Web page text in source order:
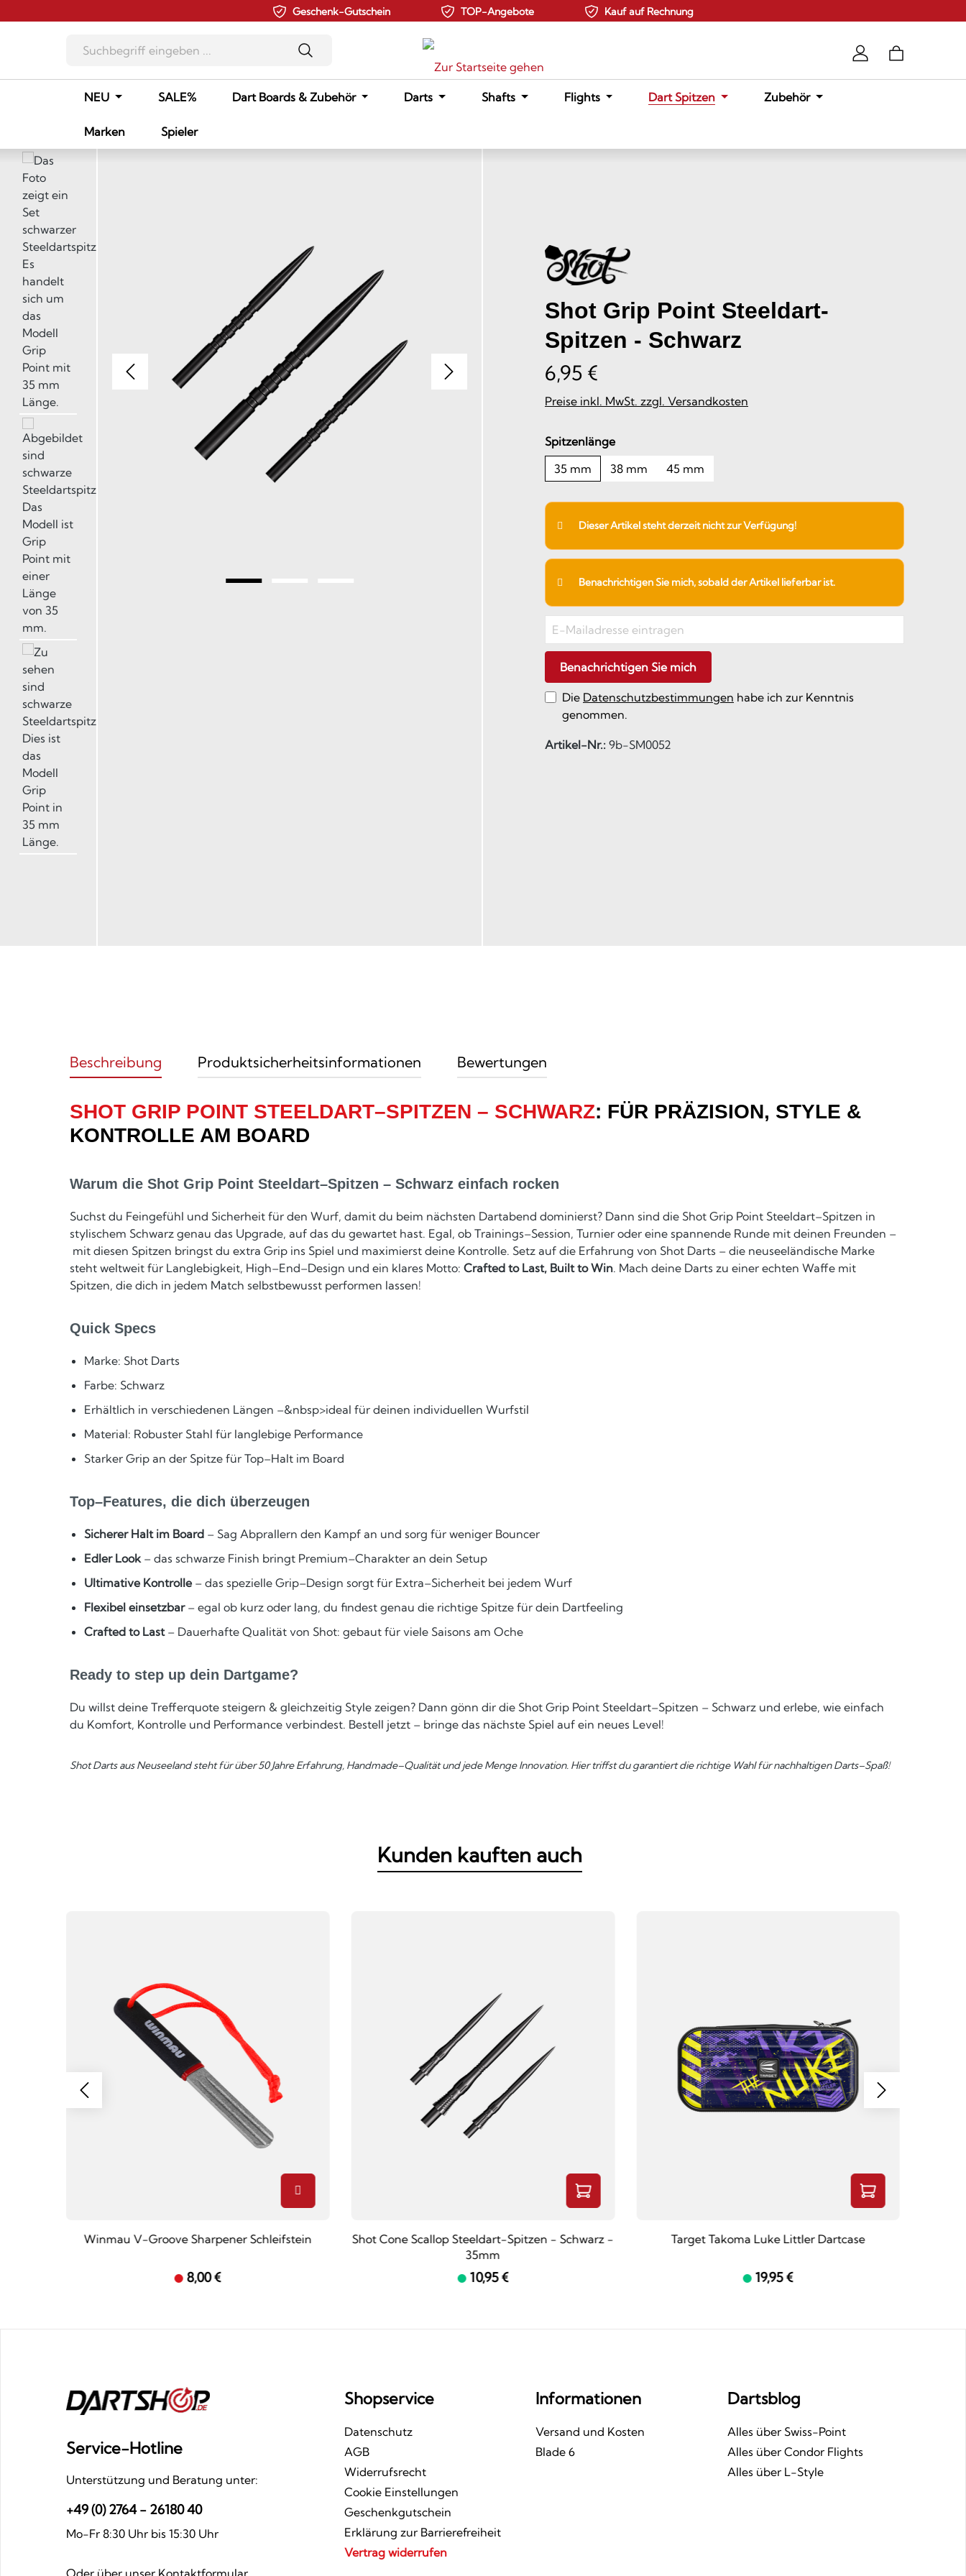
Geschenk-Gutschein TOP-Angebote Kauf auf Rechnung
NEU SALE% Dart Boards & Zubehör Darts Shafts Flights Dart Spitzen Zubehör
Marken
Spieler
Bildergalerie überspringen
Shot Grip Point Steeldart-
Spitzen - Schwarz
6,95 €
Preise inkl. MwSt. zzgl. Versandkosten
Spitzenlängeauswählen
35 mm
38 mm 45 mm
Dieser Artikel steht derzeit nicht zur Verfügung!
Benachrichtigen Sie mich, sobald der Artikel lieferbar ist.
Benachrichtigen Sie mich
Die Datenschutzbestimmungen habe ich zur Kenntnis
genommen.
Artikel-Nr.: 9b-SM0052
Beschreibung Produktsicherheitsinformationen Bewertungen
SHOT GRIP POINT STEELDART–SPITZEN – SCHWARZ: FÜR PRÄZISION, STYLE &
KONTROLLE AM BOARD
Warum die Shot Grip Point Steeldart–Spitzen – Schwarz einfach rocken
Suchst du Feingefühl und Sicherheit für den Wurf, damit du beim nächsten Dartabend dominierst? Dann sind die Shot Grip Point Steeldart–Spitzen in
stylischem Schwarz genau das Upgrade, auf das du gewartet hast. Egal, ob Trainings–Session, Turnier oder eine spannende Runde mit deinen Freunden –
mit diesen Spitzen bringst du extra Grip ins Spiel und maximierst deine Kontrolle. Setz auf die Erfahrung von Shot Darts – die neuseeländische Marke
steht weltweit für Langlebigkeit, High–End–Design und ein klares Motto: Crafted to Last, Built to Win. Mach deine Darts zu einer echten Waffe mit
Spitzen, die dich in jedem Match selbstbewusst performen lassen!
Quick Specs
Marke: Shot Darts
Farbe: Schwarz
Erhältlich in verschiedenen Längen –&nbsp>ideal für deinen individuellen Wurfstil
Material: Robuster Stahl für langlebige Performance
Starker Grip an der Spitze für Top–Halt im Board
Top–Features, die dich überzeugen
Sicherer Halt im Board – Sag Abprallern den Kampf an und sorg für weniger Bouncer
Edler Look– das schwarze Finish bringt Premium–Charakter an dein Setup
Ultimative Kontrolle– das spezielle Grip–Design sorgt für Extra–Sicherheit bei jedem Wurf
Flexibel einsetzbar– egal ob kurz oder lang, du findest genau die richtige Spitze für dein Dartfeeling
Crafted to Last– Dauerhafte Qualität von Shot: gebaut für viele Saisons am Oche
Ready to step up dein Dartgame?
Du willst deine Trefferquote steigern & gleichzeitig Style zeigen? Dann gönn dir die Shot Grip Point Steeldart–Spitzen – Schwarz und erlebe, wie einfach
du Komfort, Kontrolle und Performance verbindest. Bestell jetzt – bringe das nächste Spiel auf ein neues Level!
Shot Darts aus Neuseeland steht für über 50 Jahre Erfahrung, Handmade–Qualität und jede Menge Innovation. Hier triffst du garantiert die richtige Wahl für nachhaltigen Darts–Spaß!
Kunden kauften auch
Winmau V-Groove Sharpener Schleifstein
8,00 €
Shot Cone Scallop Steeldart-Spitzen - Schwarz -
35mm
10,95 €
Target Takoma Luke Littler Dartcase
19,95 €
Service-Hotline
Unterstützung und Beratung unter:
+49 (0) 2764 - 26180 40
Mo-Fr 8:30 Uhr bis 15:30 Uhr
Shopservice
Datenschutz
AGB
Widerrufsrecht
Cookie Einstellungen
Geschenkgutschein
Erklärung zur Barrierefreiheit
Vertrag widerrufen
Informationen
Versand und Kosten
Blade 6
Dartsblog
Alles über Swiss-Point
Alles über Condor Flights
Alles über L-Style